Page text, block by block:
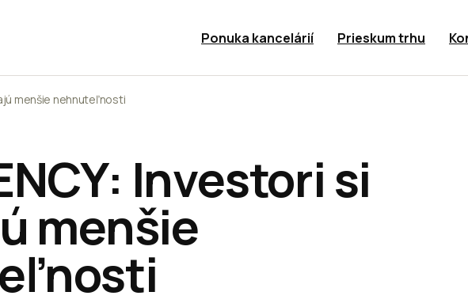
Ponuka kancelárií Prieskum trhu
menšie nehnuteľnosti
Investori si
menšie